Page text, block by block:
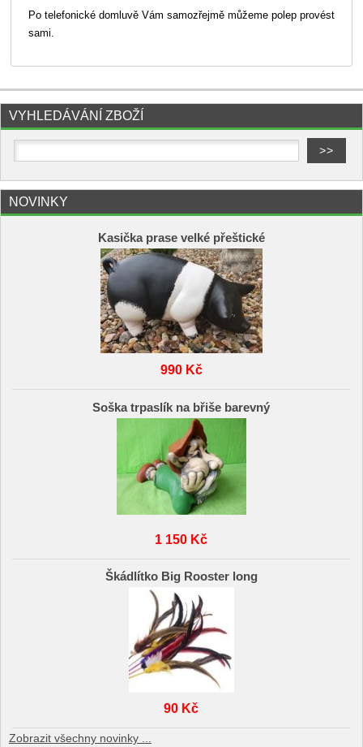
Po telefonické domluvě Vám samozřejmě můžeme polep provést
sami.
VYHLEDÁVÁNÍ ZBOŽÍ
NOVINKY
Kasička prase velké přeštické
990 Kč
Soška trpaslík na břiše barevný
1 150 Kč
Škádlítko Big Rooster long
90 Kč
Zobrazit všechny novinky ...